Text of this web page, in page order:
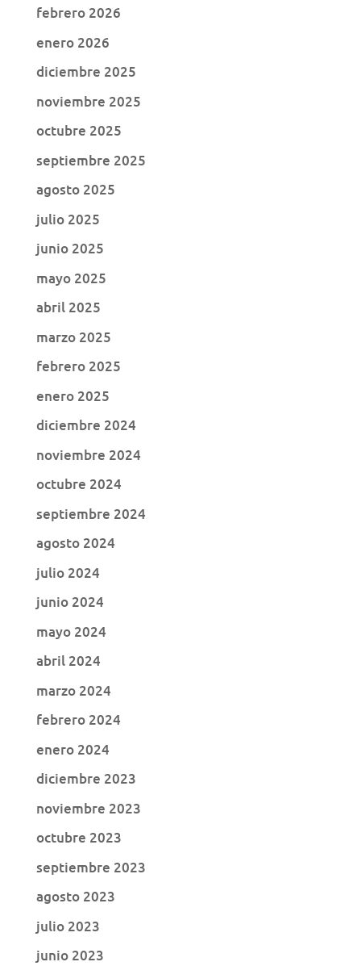
febrero 2026
enero 2026
diciembre 2025
noviembre 2025
octubre 2025
septiembre 2025
agosto 2025
julio 2025
junio 2025
mayo 2025
abril 2025
marzo 2025
febrero 2025
enero 2025
diciembre 2024
noviembre 2024
octubre 2024
septiembre 2024
agosto 2024
julio 2024
junio 2024
mayo 2024
abril 2024
marzo 2024
febrero 2024
enero 2024
diciembre 2023
noviembre 2023
octubre 2023
septiembre 2023
agosto 2023
julio 2023
junio 2023